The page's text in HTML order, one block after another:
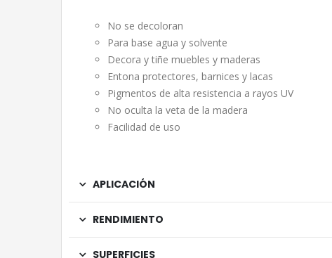
No se decoloran
Para base agua y solvente
Decora y tiñe muebles y maderas
Entona protectores, barnices y lacas
Pigmentos de alta resistencia a rayos UV
No oculta la veta de la madera
Facilidad de uso
APLICACIÓN
RENDIMIENTO
SUPERFICIES